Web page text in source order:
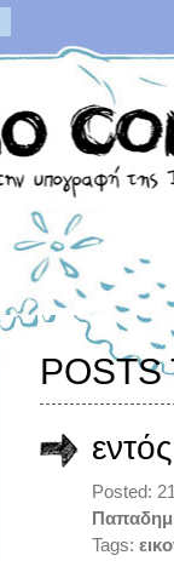
POSTS
Posted:
Tags: